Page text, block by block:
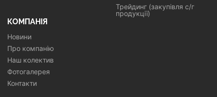
Трейдинг (закупівля с/г
продукції)
КОМПАНІЯ
Новини
Про компанію
Наш колектив
Фотогалерея
Контакти